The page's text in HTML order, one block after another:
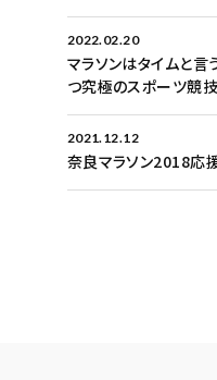
2022.02.20
マラソンはタイムと
つ究極のスポーツ競技
2021.12.12
奈良マラソン2018応